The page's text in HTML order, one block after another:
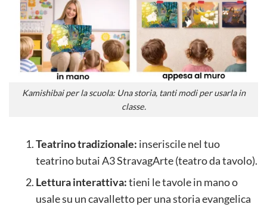
Kamishibai per la scuola: Una storia, tanti modi per usarla in
classe.
Teatrino tradizionale: inseriscile nel tuo
teatrino butai A3 StravagArte (teatro da tavolo).
Lettura interattiva:tieni le tavole in mano o
usale su un cavalletto per una storia evangelica